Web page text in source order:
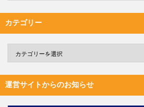
カテゴリー
運営サイトからのお知らせ